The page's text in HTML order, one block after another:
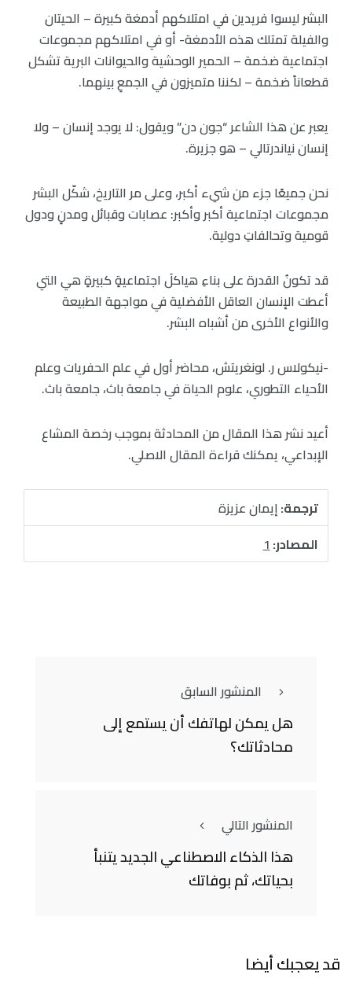
البشر ليسوا فريدين في امتلاكهم أدمغة كبيرة – الحيتان
والفيلة تمتلك هذه الأدمغة- أو في امتلاكهم مجموعات
اجتماعية ضخمة – الحمير الوحشية والحيوانات البرية تشكل
قطعاناً ضخمة – لكننا متميزون في الجمعِ بينهما.
يعبر عن هذا الشاعر “جون دن” ويقول: لا يوجد إنسان – ولا
إنسان نياندرتالي – هو جزيرة.
نحن جميعًا جزء من شيء أكبر، وعلى مر التاريخ، شكّل البشر
مجموعات اجتماعية أكبر وأكبر: عصابات وقبائل ومدنٍ ودول
قومية وتحالفاتِ دولية.
قد تكونُ القدرة على بناءِ هياكلَ اجتماعيةٍ كبيرةٍ هي التي
أعطت الإنسان العاقل الأفضلية في مواجهة الطبيعة
والأنواع الأخرى من أشباه البشر.
-نيكولاس ر. لونغريتش، محاضر أول في علم الحفريات وعلم
الأحياء التطوري، علوم الحياة في جامعة باث، جامعة باث.
أعيد نشر هذا المقال من المحادثة بموجب رخصة المشاع
الإبداعي، يمكنك قراءة المقال الاصلي.
ترجمة:إيمان عزيزة
المصادر:1
المنشور السابق
هل يمكن لهاتفك أن يستمع إلى
محادثاتك؟
المنشور التالي
هذا الذكاء الاصطناعي الجديد يتنبأ
بحياتك، ثم بوفاتك
قد يعجبك أيضا